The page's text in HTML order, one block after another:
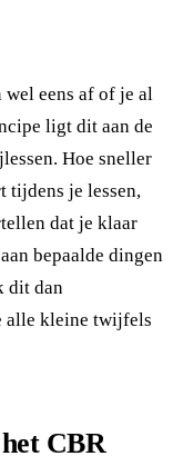
wel eens af of je al
ligt dit aan de
Hoe sneller
tijdens je lessen,
dat je klaar
bepaalde dingen
dit dan
alle kleine twijfels
CBR